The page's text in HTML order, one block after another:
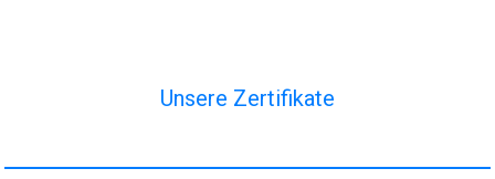
Unsere Zertifikate